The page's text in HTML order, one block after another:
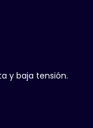
y baja tensión.